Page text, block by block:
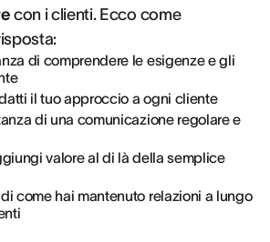
con i clienti. Ecco come
di comprendere le esigenze e gli
il tuo approccio a ogni cliente
di una comunicazione regolare e
valore al di là della semplice
come hai mantenuto relazioni a lungo